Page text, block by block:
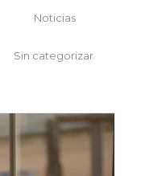
Noticias
Sin categorizar